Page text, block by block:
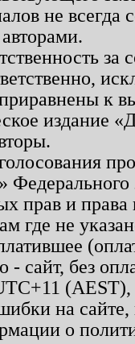
не
к
издание
прав и
где не
- сайт, без
на
о